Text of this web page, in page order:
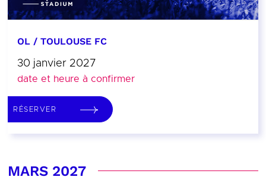
OL / TOULOUSE FC
30 janvier 2027
date et heure à confirmer
RÉSERVER
MARS 2027